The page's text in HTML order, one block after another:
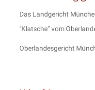
Das Landgericht
"Klatsche” vom
Oberlandesgericht